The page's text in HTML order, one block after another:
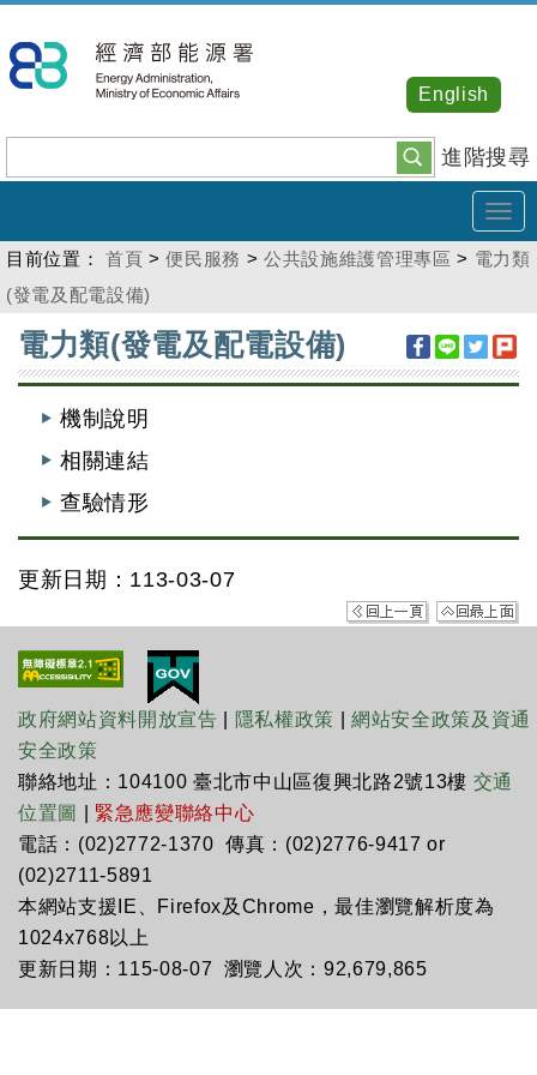
到
主
內
容
進階搜尋
English
目前位置： 首頁 >便民服務 >公共設施維護管理專區 > 電力類
(發電及配電設備)
:::
電力類(發電及配電設備)
機制說明
相關連結
查驗情形
更新日期：113-03-07
政府網站資料開放宣告 隱私權政策 |網站安全政策及資通
安全政策
聯絡地址：104100 臺北市中山區復興北路2號13樓 交通
位置圖
緊急應變聯絡中心
電話：(02)2772-1370 傳真：(02)2776-9417 or
(02)2711-5891
本網站支援IE、Firefox及Chrome，最佳瀏覽解析度為
1024x768以上
更新日期：115-08-07 瀏覽人次：92,679,865